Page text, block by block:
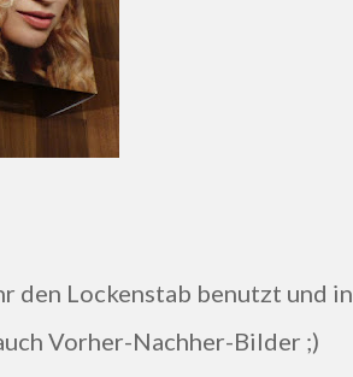
Vorher-Nachher-Bilder ;)